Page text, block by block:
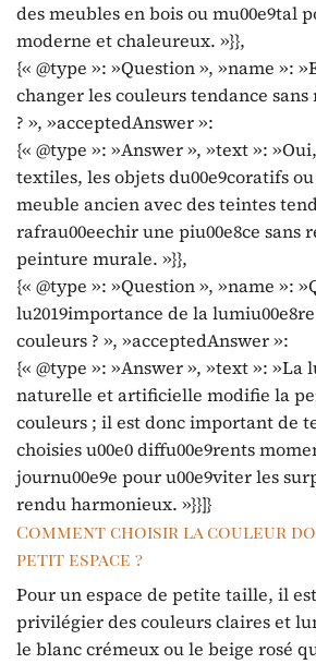
des meubles en bois ou mu00e9tal
moderne et chaleureux. »}},
{« @type »: »Question », »name »:
changer les couleurs tendance
? », »acceptedAnswer »:
{« @type »: »Answer », »text »:
textiles, les objets du00e9coratifs
meuble ancien avec des teintes
rafrau00eechir une piu00e8ce sans
peinture murale. »}},
{« @type »: »Question », »name »:
lu2019importance de la
couleurs ? », »acceptedAnswer »:
{« @type »: »Answer », »text »: »La
naturelle et artificielle modifie la
couleurs ; il est donc important de
choisies u00e0 diffu00e9rents
journu00e9e pour u00e9viter les
rendu harmonieux. »}}]}
Comment choisir la couleur
petit espace ?
Pour un espace de petite taille, il
privilégier des couleurs claires et
le blanc crémeux ou le beige rosé